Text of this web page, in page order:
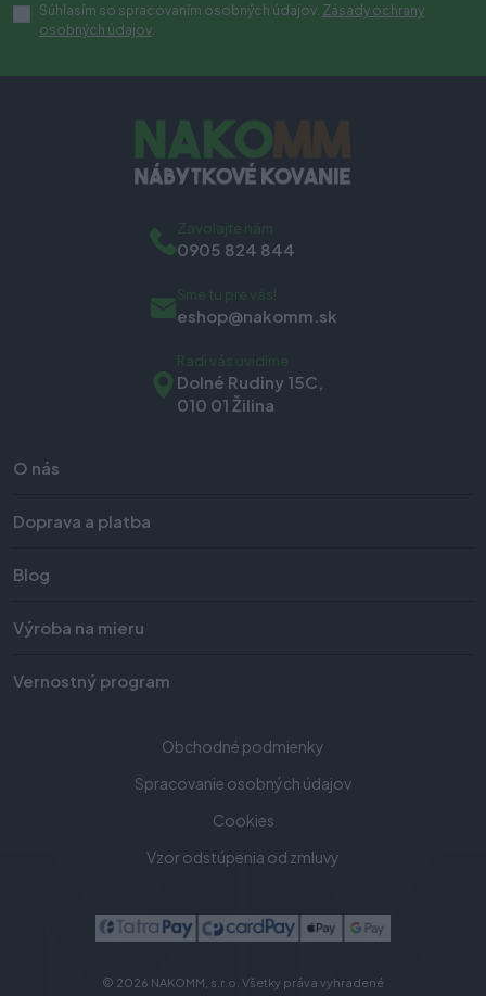
Súhlasím so spracovaním osobných údajov. Zásady ochrany
osobných údajov.
O nás
Doprava a platba
Blog
Výroba na mieru
Vernostný program
Obchodné podmienky
Spracovanie osobných údajov
Cookies
Vzor odstúpenia od zmluvy
Zavolajte nám
0905 824 844
Sme tu pre vás!
eshop@nakomm.sk
Radi vás uvidíme
Dolné Rudiny 15C,
010 01 Žilina
© 2026 NAKOMM, s.r.o. Všetky práva vyhradené